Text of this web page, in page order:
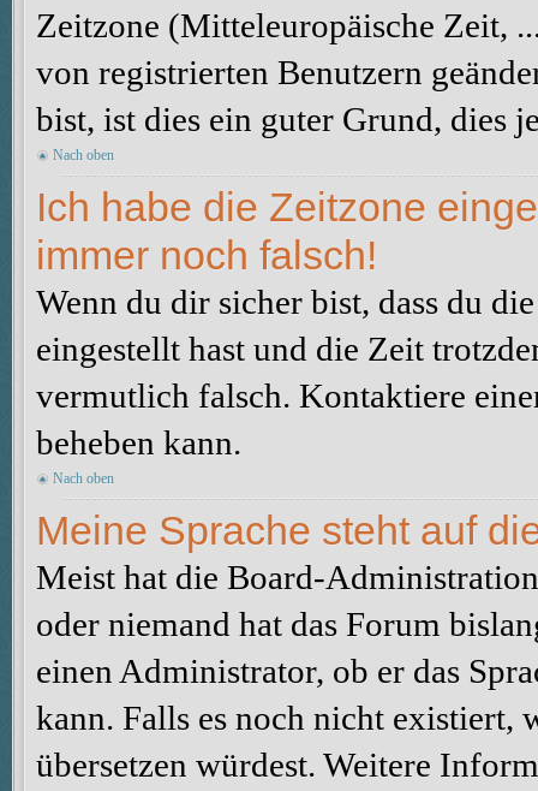
Zeitzone (Mitteleuropäische Zeit,
von registrierten Benutzern
bist, ist dies ein guter Grund, dies
Nach oben
Ich habe die Zeitzone
immer noch falsch!
Wenn du dir sicher bist, dass du
eingestellt hast und die Zeit
vermutlich falsch. Kontaktiere
beheben kann.
Nach oben
Meine Sprache steht auf
Meist hat die Board-
oder niemand hat das Forum
einen Administrator, ob er das
kann. Falls es noch nicht existiert,
übersetzen würdest. Weitere